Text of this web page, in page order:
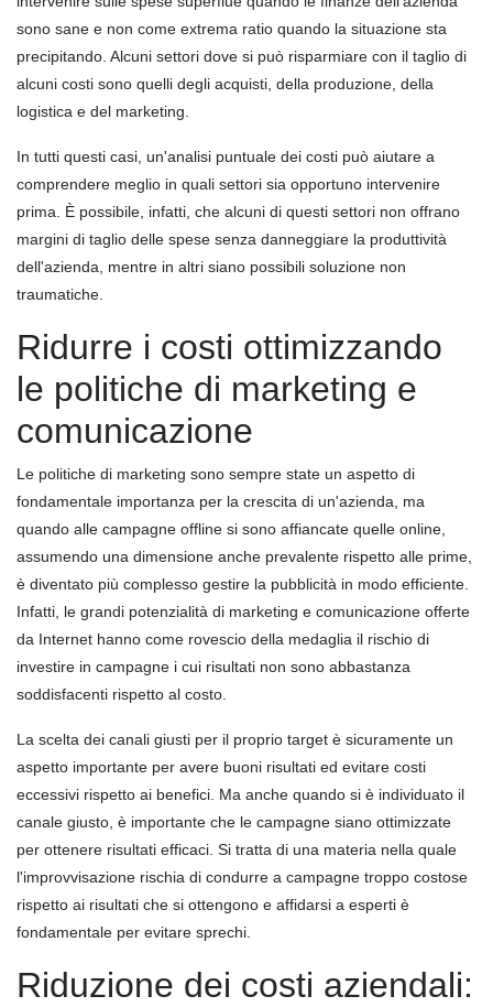
sono sane e non come extrema ratio quando la situazione sta
precipitando. Alcuni settori dove si può risparmiare con il taglio di
alcuni costi sono quelli degli acquisti, della produzione, della
logistica e del marketing.
In tutti questi casi, un'analisi puntuale dei costi può aiutare a
comprendere meglio in quali settori sia opportuno intervenire
prima. È possibile, infatti, che alcuni di questi settori non offrano
margini di taglio delle spese senza danneggiare la produttività
dell'azienda, mentre in altri siano possibili soluzione non
traumatiche.
Ridurre i costi ottimizzando
le politiche di marketing e
comunicazione
Le politiche di marketing sono sempre state un aspetto di
fondamentale importanza per la crescita di un'azienda, ma
quando alle campagne offline si sono affiancate quelle online,
assumendo una dimensione anche prevalente rispetto alle prime,
è diventato più complesso gestire la pubblicità in modo efficiente.
Infatti, le grandi potenzialità di marketing e comunicazione offerte
da Internet hanno come rovescio della medaglia il rischio di
investire in campagne i cui risultati non sono abbastanza
soddisfacenti rispetto al costo.
La scelta dei canali giusti per il proprio target è sicuramente un
aspetto importante per avere buoni risultati ed evitare costi
eccessivi rispetto ai benefici. Ma anche quando si è individuato il
canale giusto, è importante che le campagne siano ottimizzate
per ottenere risultati efficaci. Si tratta di una materia nella quale
l'improvvisazione rischia di condurre a campagne troppo costose
rispetto ai risultati che si ottengono e affidarsi a esperti è
fondamentale per evitare sprechi.
Riduzione dei costi aziendali: